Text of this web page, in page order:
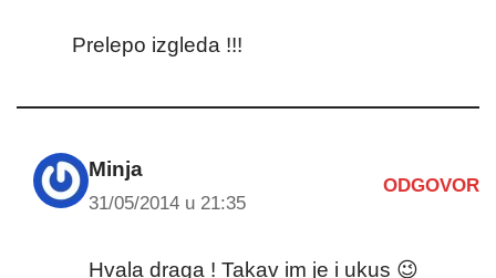
Prelepo izgleda !!!
Minja
31/05/2014 u 21:35
ODGOVOR
Hvala draga ! Takav im je i ukus 😉